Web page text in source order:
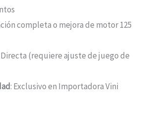
completa o mejora de motor 125
Directa (requiere ajuste de juego de
: Exclusivo en Importadora Vini